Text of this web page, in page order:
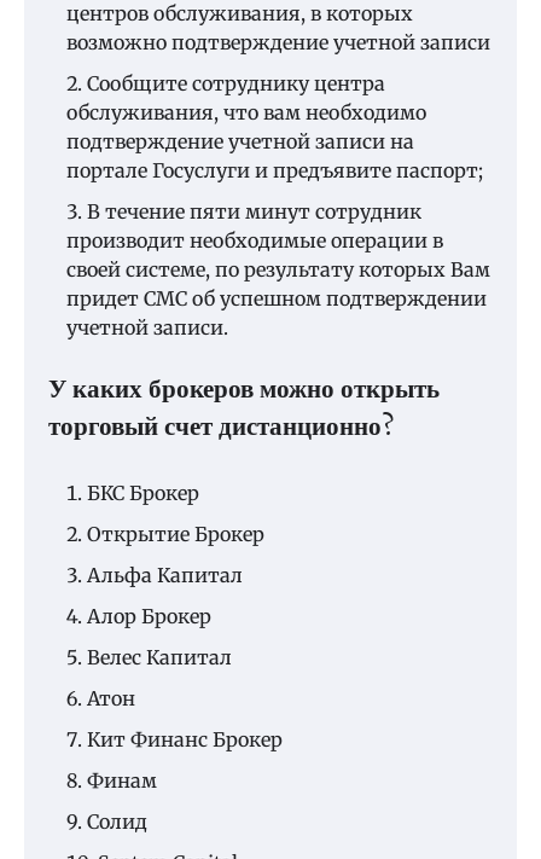
центров обслуживания, в которых
возможно подтверждение учетной записи
Сообщите сотруднику центра
обслуживания, что вам необходимо
подтверждение учетной записи на
портале Госуслуги и предъявите паспорт;
В течение пяти минут сотрудник
производит необходимые операции в
своей системе, по результату которых Вам
придет СМС об успешном подтверждении
учетной записи.
У каких брокеров можно открыть
торговый счет дистанционно?
БКС Брокер
Открытие Брокер
Альфа Капитал
Алор Брокер
Велес Капитал
Атон
Кит Финанс Брокер
Финам
Солид